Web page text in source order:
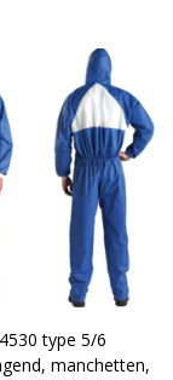
type 5/6
manchetten,